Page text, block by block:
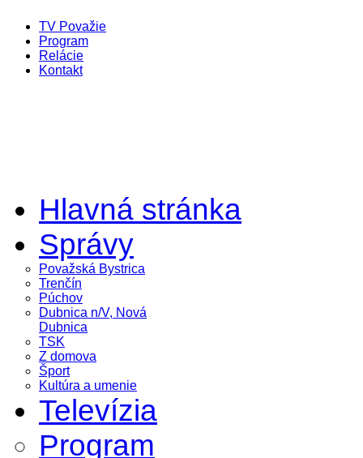
TV Považie
Program
Relácie
Kontakt
Hlavná stránka
Správy
Považská Bystrica
Trenčín
Púchov
Dubnica n/V, Nová
Dubnica
TSK
Z domova
Šport
Kultúra a umenie
Televízia
Program